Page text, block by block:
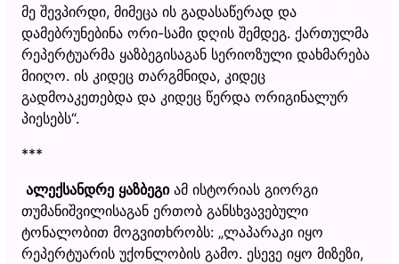
მე შევპირდი, მიმეცა ის გადასაწერად და
დამებრუნებინა ორი-სამი დღის შემდეგ. ქართულმა
რეპერტუარმა ყაზბეგისაგან სერიოზული დახმარება
მიიღო. ის კიდეც თარგმნიდა, კიდეც
გადმოაკეთებდა და კიდეც წერდა ორიგინალურ
პიესებს“.
***
ალექსანდრე ყაზბეგი ამ ისტორიას გიორგი
თუმანიშვილისაგან ერთობ განსხვავებული
ტონალობით მოგვითხრობს: „ლაპარაკი იყო
რეპერტუარის უქონლობის გამო. ესევე იყო მიზეზი,